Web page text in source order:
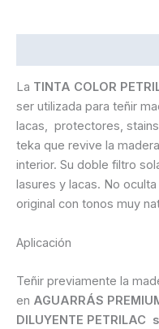
La TINTA COLOR
ser utilizada para teñir
lacas, protectores,
teka que revive la
interior. Su doble filtro
lasures y lacas. No
original con tonos muy
Aplicación
Teñir previamente la
en AGUARRÁS
DILUYENTE PETRILAC